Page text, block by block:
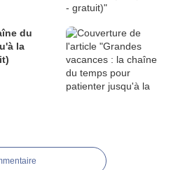
du
la